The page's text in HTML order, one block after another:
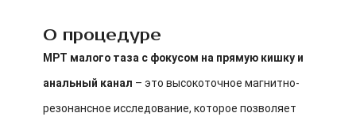
О процедуре
МРТ малого таза с фокусом на прямую кишку и
анальный канал – это высокоточное магнитно-
резонансное исследование, которое позволяет